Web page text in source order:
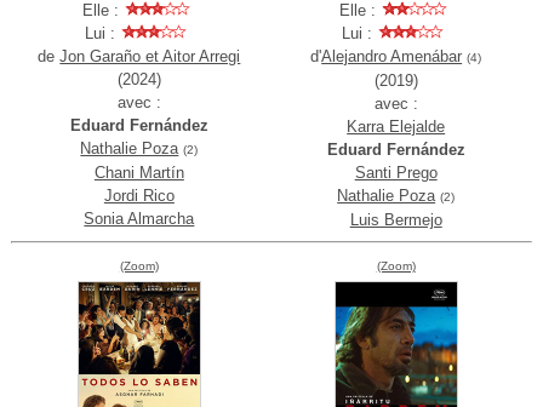
Elle :
Lui :
deJon Garaño et Aitor Arregi
(2024)
avec :
Eduard Fernández
Nathalie Poza (2)
Chani Martín
Jordi Rico
Sonia Almarcha
Elle :
Lui :
d'Alejandro Amenábar (4)
(2019)
avec :
Karra Elejalde
Eduard Fernández
Santi Prego
Nathalie Poza (2)
Luis Bermejo
(Zoom) (Zoom)